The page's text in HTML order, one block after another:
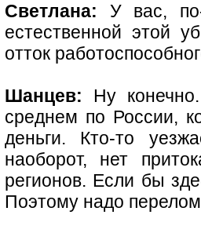
Светлана: У вас,
естественной этой
отток
Шанцев: Ну
среднем по России,
деньги. Кто-то
наоборот, нет
регионов. Если бы
Поэтому надо